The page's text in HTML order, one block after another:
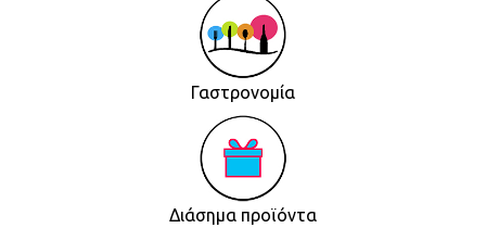
Γαστρονομία
Διάσημα προϊόντα